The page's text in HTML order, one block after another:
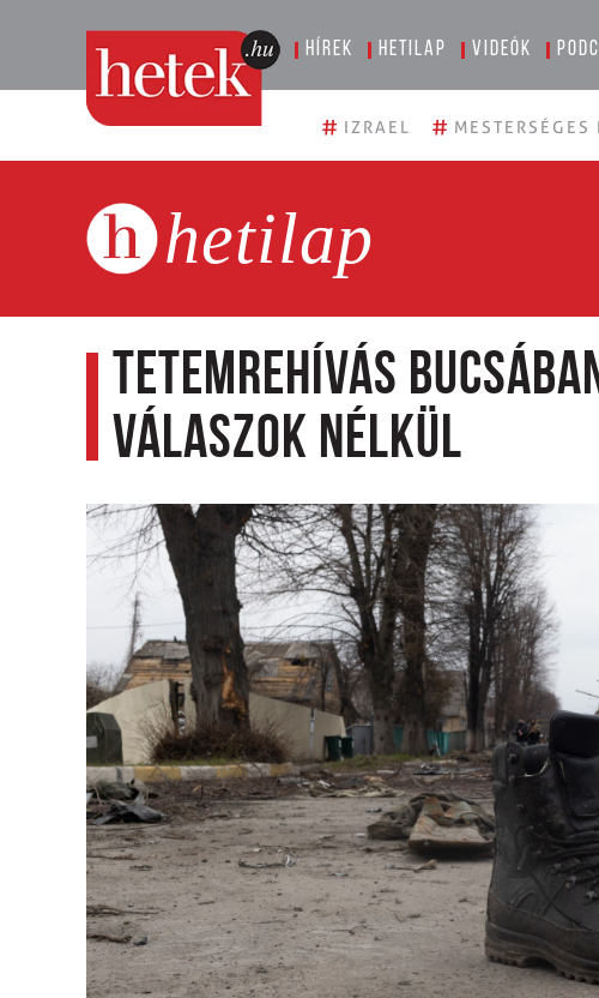
Hírek Hetilap Videók
# IZRAEL #
hetilap
Tetemrehívás
válaszok nélkül